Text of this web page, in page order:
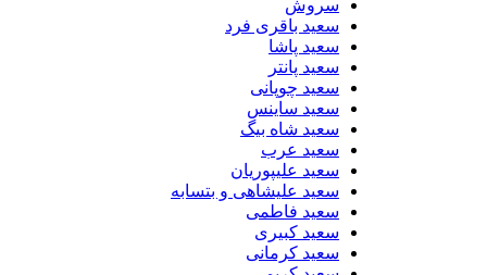
سروش
سعید باقری فرد
سعید پاشا
سعید پانتر
سعید چوپانی
سعید ساینس
سعید شاه بیگ
سعید عرب
سعید علیپوریان
سعید علیشاهی و بتسابه
سعید فاطمی
سعید کبیری
سعید کرمانی